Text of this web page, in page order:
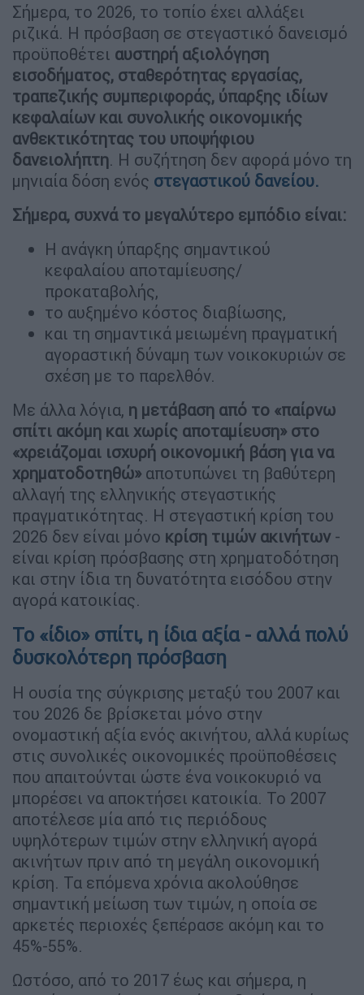
Σήμερα, το 2026, το τοπίο έχει αλλάξει
ριζικά. Η πρόσβαση σε στεγαστικό δανεισμό
προϋποθέτει αυστηρή αξιολόγηση
εισοδήματος, σταθερότητας εργασίας,
τραπεζικής συμπεριφοράς, ύπαρξης ιδίων
κεφαλαίων και συνολικής οικονομικής
ανθεκτικότητας του υποψήφιου
δανειολήπτη. Η συζήτηση δεν αφορά μόνο τη
μηνιαία δόση ενός στεγαστικού δανείου.
Σήμερα, συχνά το μεγαλύτερο εμπόδιο είναι:
Η ανάγκη ύπαρξης σημαντικού
κεφαλαίου αποταμίευσης/
προκαταβολής,
το αυξημένο κόστος διαβίωσης,
και τη σημαντικά μειωμένη πραγματική
αγοραστική δύναμη των νοικοκυριών σε
σχέση με το παρελθόν.
Με άλλα λόγια, η μετάβαση από το «παίρνω
σπίτι ακόμη και χωρίς αποταμίευση» στο
«χρειάζομαι ισχυρή οικονομική βάση για να
χρηματοδοτηθώ» αποτυπώνει τη βαθύτερη
αλλαγή της ελληνικής στεγαστικής
πραγματικότητας. Η στεγαστική κρίση του
2026 δεν είναι μόνο κρίση τιμών ακινήτων -
είναι κρίση πρόσβασης στη χρηματοδότηση
και στην ίδια τη δυνατότητα εισόδου στην
αγορά κατοικίας.
Το «ίδιο» σπίτι, η ίδια αξία - αλλά πολύ
δυσκολότερη πρόσβαση
Η ουσία της σύγκρισης μεταξύ του 2007 και
του 2026 δε βρίσκεται μόνο στην
ονομαστική αξία ενός ακινήτου, αλλά κυρίως
στις συνολικές οικονομικές προϋποθέσεις
που απαιτούνται ώστε ένα νοικοκυριό να
μπορέσει να αποκτήσει κατοικία. Το 2007
αποτέλεσε μία από τις περιόδους
υψηλότερων τιμών στην ελληνική αγορά
ακινήτων πριν από τη μεγάλη οικονομική
κρίση. Τα επόμενα χρόνια ακολούθησε
σημαντική μείωση των τιμών, η οποία σε
αρκετές περιοχές ξεπέρασε ακόμη και το
45%-55%.
Ωστόσο, από το 2017 έως και σήμερα, η